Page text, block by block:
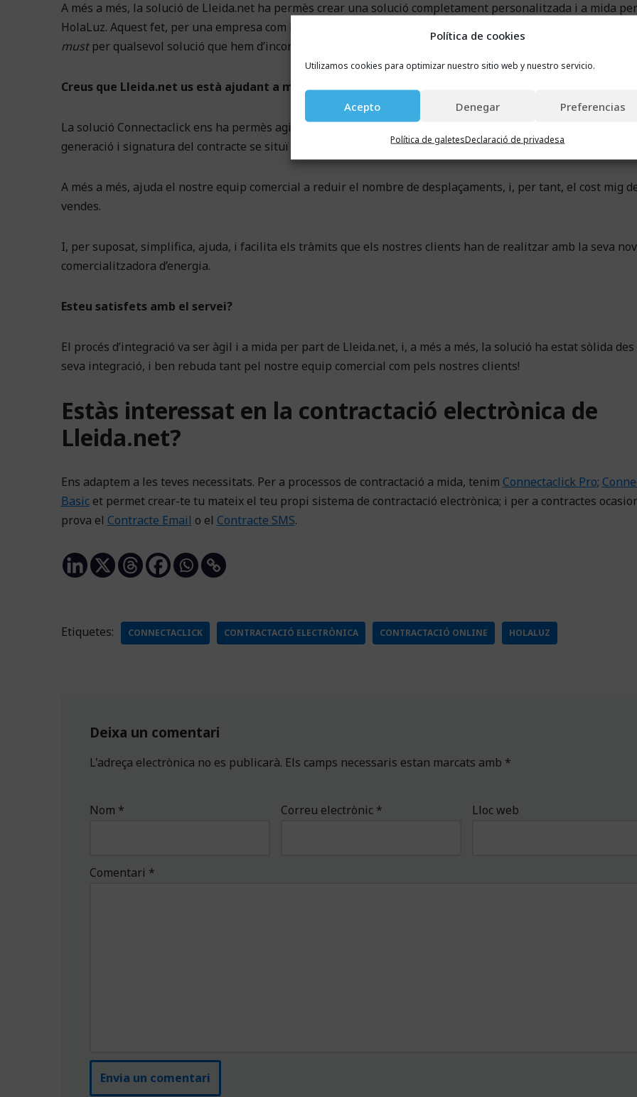
Política de cookies
Utilizamos cookies para optimizar nuestro sitio web y nuestro servicio.
Acepto Denegar Preferencias
Política de galetesDeclaració de privadesa
A més a més, la solució de Lleida.net ha permès crear una solució completament personalitzada i a mida per
HolaLuz. Aquest fet, per una empresa com la nostra, amb un gran interès per la nostra imatge i missatge, és
mustper qualsevol solució que hem d’incorporar als nostres processos.
Creus que Lleida.net us està ajudant a millorar el vostre procés de venda?
La solució Connectaclick ens ha permès agilitzar el tancament de contractes, aconseguint que el temps mig
generació i signatura del contracte se situï en el mateix dia.
A més a més, ajuda el nostre equip comercial a reduir el nombre de desplaçaments, i, per tant, el cost mig
vendes.
I, per suposat, simplifica, ajuda, i facilita els tràmits que els nostres clients han de realitzar amb la seva
comercialitzadora d’energia.
Esteu satisfets amb el servei?
El procés d’integració va ser àgil i a mida per part de Lleida.net, i, a més a més, la solució ha estat sòlida des
seva integració, i ben rebuda tant pel nostre equip comercial com pels nostres clients!
Estàs interessat en la contractació electrònica de
Lleida.net?
Ens adaptem a les teves necessitats. Per a processos de contractació a mida, tenim Connectaclick Pro;
Basicet permet crear-te tu mateix el teu propi sistema de contractació electrònica; i per a contractes
prova el Contracte Email o el Contracte SMS.
Etiquetes: CONNECTACLICK CONTRACTACIÓ ELECTRÒNICA CONTRACTACIÓ ONLINE HOLALUZ
Deixa un comentari
L'adreça electrònica no es publicarà. Els camps necessaris estan marcats amb *
Nom * Correu electrònic * Lloc web
Comentari *